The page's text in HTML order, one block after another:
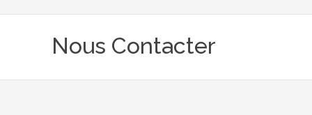
Nous Contacter